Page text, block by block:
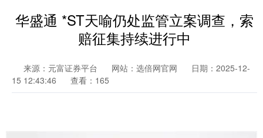
华盛通 *ST天喻仍处监管立案调查，索
赔征集持续进行中
来源：元富证券平台 网站：选倍网官网
日期：2025-12-
15 12:43:46
查看：165